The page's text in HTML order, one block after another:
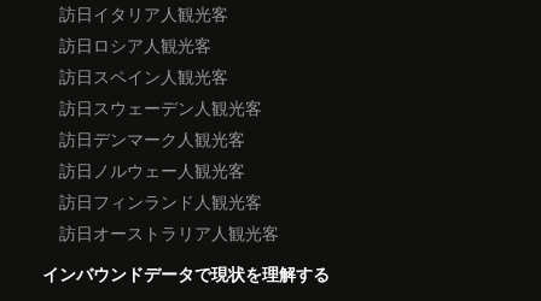
訪日イタリア人観光客
訪日ロシア人観光客
訪日スペイン人観光客
訪日スウェーデン人観光客
訪日デンマーク人観光客
訪日ノルウェー人観光客
訪日フィンランド人観光客
訪日オーストラリア人観光客
インバウンドデータで現状を理解する